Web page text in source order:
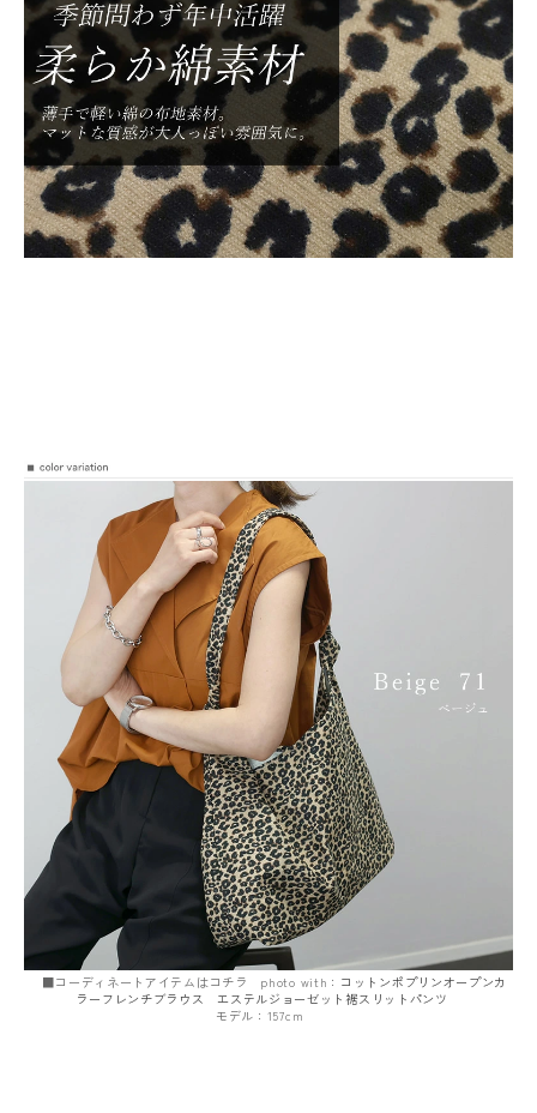
■コーディネートアイテムはコチラ photo with： コットンポプリンオープンカ
ラーフレンチブラウス
エステルジョーゼット裾スリットパンツ
モデル：157cm